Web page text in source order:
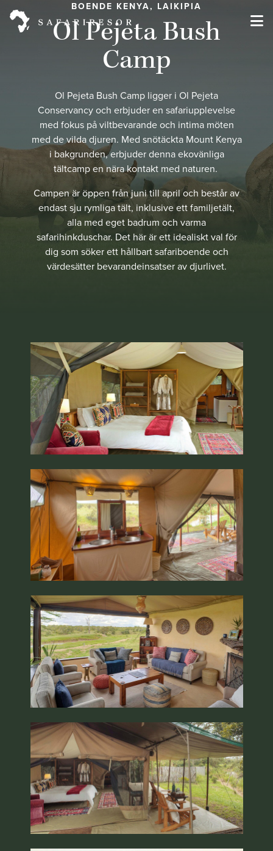
BOENDE KENYA, LAIKIPIA
Ol Pejeta Bush
Camp
Ol Pejeta Bush Camp ligger i Ol Pejeta
Conservancy och erbjuder en safariupplevelse
med fokus på viltbevarande och intima möten
med de vilda djuren. Med snötäckta Mount Kenya
i bakgrunden, erbjuder denna ekovänliga
tältcamp en nära kontakt med naturen.
Campen är öppen från juni till april och består av
endast sju rymliga tält, inklusive ett familjetält,
alla med eget badrum och varma
safarihinkduschar. Det här är ett idealiskt val för
dig som söker ett hållbart safariboende och
värdesätter bevarandeinsatser av djurlivet.